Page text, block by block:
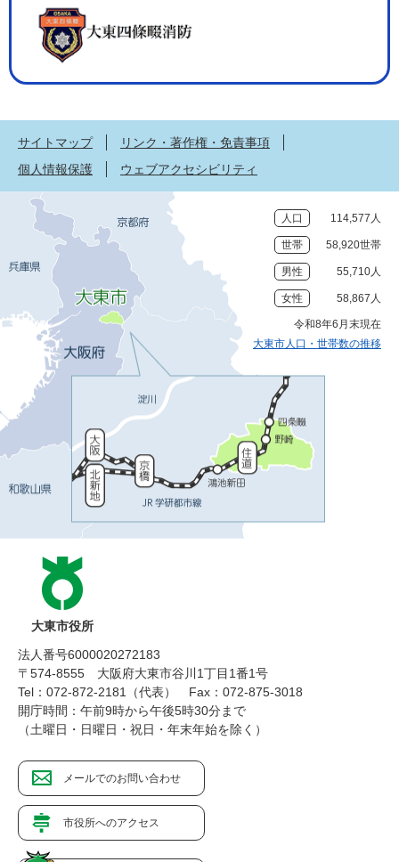
サイトマップ
リンク・著作権・免責事項
個人情報保護
ウェブアクセシビリティ
人口 114,577人
世帯 58,920世帯
男性 55,710人
女性 58,867人
令和8年6月末現在
大東市人口・世帯数の推移
大東市役所
法人番号6000020272183
〒574-8555 大阪府大東市谷川1丁目1番1号
Tel：072-872-2181（代表）
Fax：072-875-3018
開庁時間：午前9時から午後5時30分まで
（土曜日・日曜日・祝日・年末年始を除く）
メールでのお問い合わせ
市役所へのアクセス